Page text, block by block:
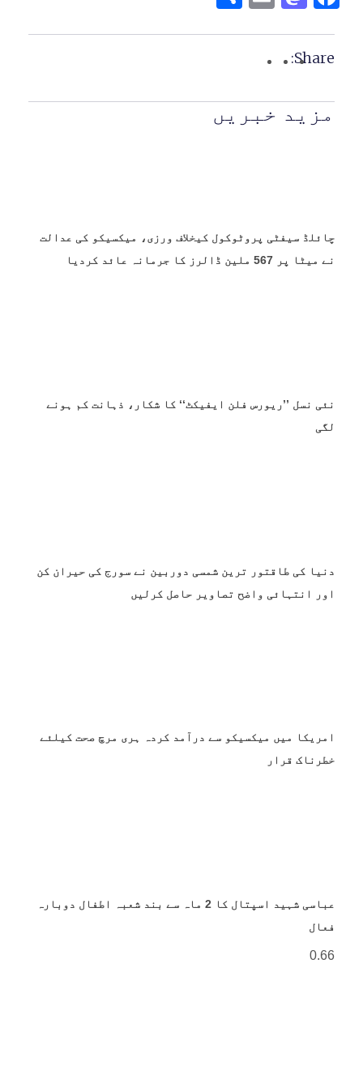
Share:
مزید خبریں
چائلڈ سیفٹی پروٹوکول کیخلاف ورزی، میکسیکو کی عدالت
نے میٹا پر 567 ملین ڈالرز کا جرمانہ عائد کردیا
نئی نسل ’’ریورس فلن ایفیکٹ‘‘ کا شکار، ذہانت کم ہونے
لگی
دنیا کی طاقتور ترین شمسی دوربین نے سورج کی حیران کن
اور انتہائی واضح تصاویر حاصل کرلیں
امریکا میں میکسیکو سے درآمد کردہ ہری مرچ صحت کیلئے
خطرناک قرار
عباسی شہید اسپتال کا 2 ماہ سے بند شعبہ اطفال دوبارہ
فعال